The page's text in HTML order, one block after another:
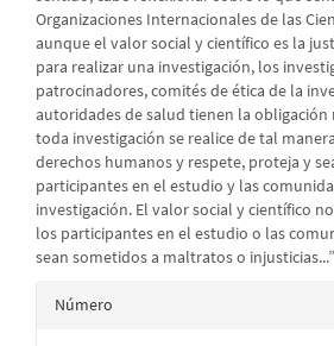
Organizaciones Internacionales de las
aunque el valor social y científico es la
para realizar una investigación, los
patrocinadores, comités de ética de la
autoridades de salud tienen la obligación
toda investigación se realice de tal
derechos humanos y respete, proteja y
participantes en el estudio y las
investigación. El valor social y científico
los participantes en el estudio o las
sean sometidos a maltratos o injusticias...”
Detalles
Número